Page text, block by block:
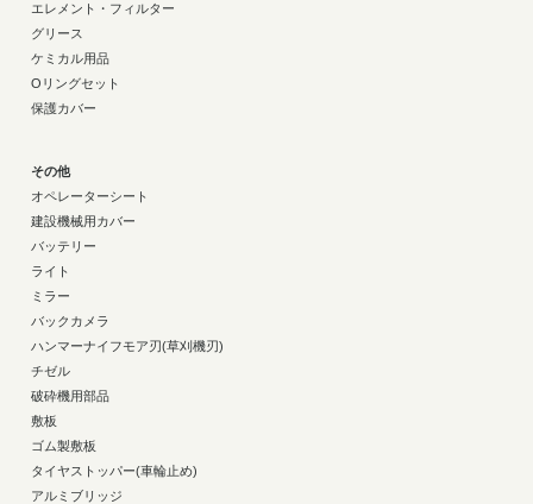
エレメント・フィルター
グリース
ケミカル用品
Oリングセット
保護カバー
その他
オペレーターシート
建設機械用カバー
バッテリー
ライト
ミラー
バックカメラ
ハンマーナイフモア刃(草刈機刃)
チゼル
破砕機用部品
敷板
ゴム製敷板
タイヤストッパー(車輪止め)
アルミブリッジ